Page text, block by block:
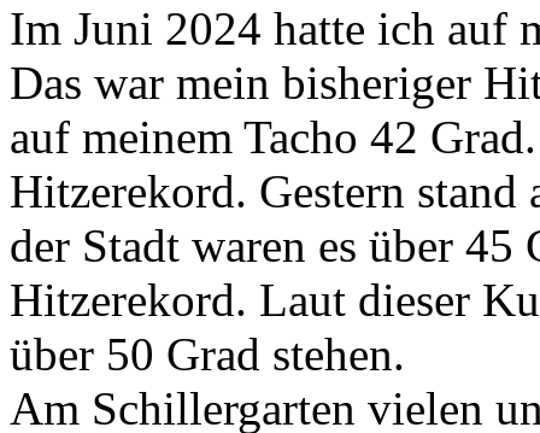
Im Juni 2024 hatte ich auf
Das war mein bisheriger
auf meinem Tacho 42
Hitzerekord. Gestern
der Stadt waren es über
Hitzerekord. Laut dieser
über 50 Grad stehen.
Am Schillergarten vielen